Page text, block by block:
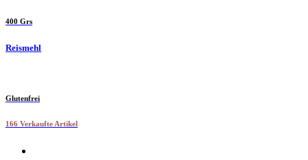
400 Grs
Reismehl
Glutenfrei
166 Verkaufte Artikel